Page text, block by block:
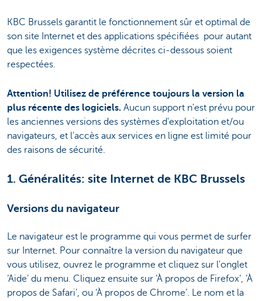
KBC Brussels garantit le fonctionnement sûr et optimal de
son site Internet et des applications spécifiées pour autant
que les exigences système décrites ci-dessous soient
respectées.
Attention! Utilisez de préférence toujours la version la
plus récente des logiciels. Aucun support n'est prévu pour
les anciennes versions des systèmes d'exploitation et/ou
navigateurs, et l'accès aux services en ligne est limité pour
des raisons de sécurité.
1. Généralités: site Internet de KBC Brussels
Versions du navigateur
Le navigateur est le programme qui vous permet de surfer
sur Internet. Pour connaître la version du navigateur que
vous utilisez, ouvrez le programme et cliquez sur l'onglet
‘Aide’ du menu. Cliquez ensuite sur ‘À propos de Firefox’, ‘À
propos de Safari’, ou ‘À propos de Chrome’. Le nom et la